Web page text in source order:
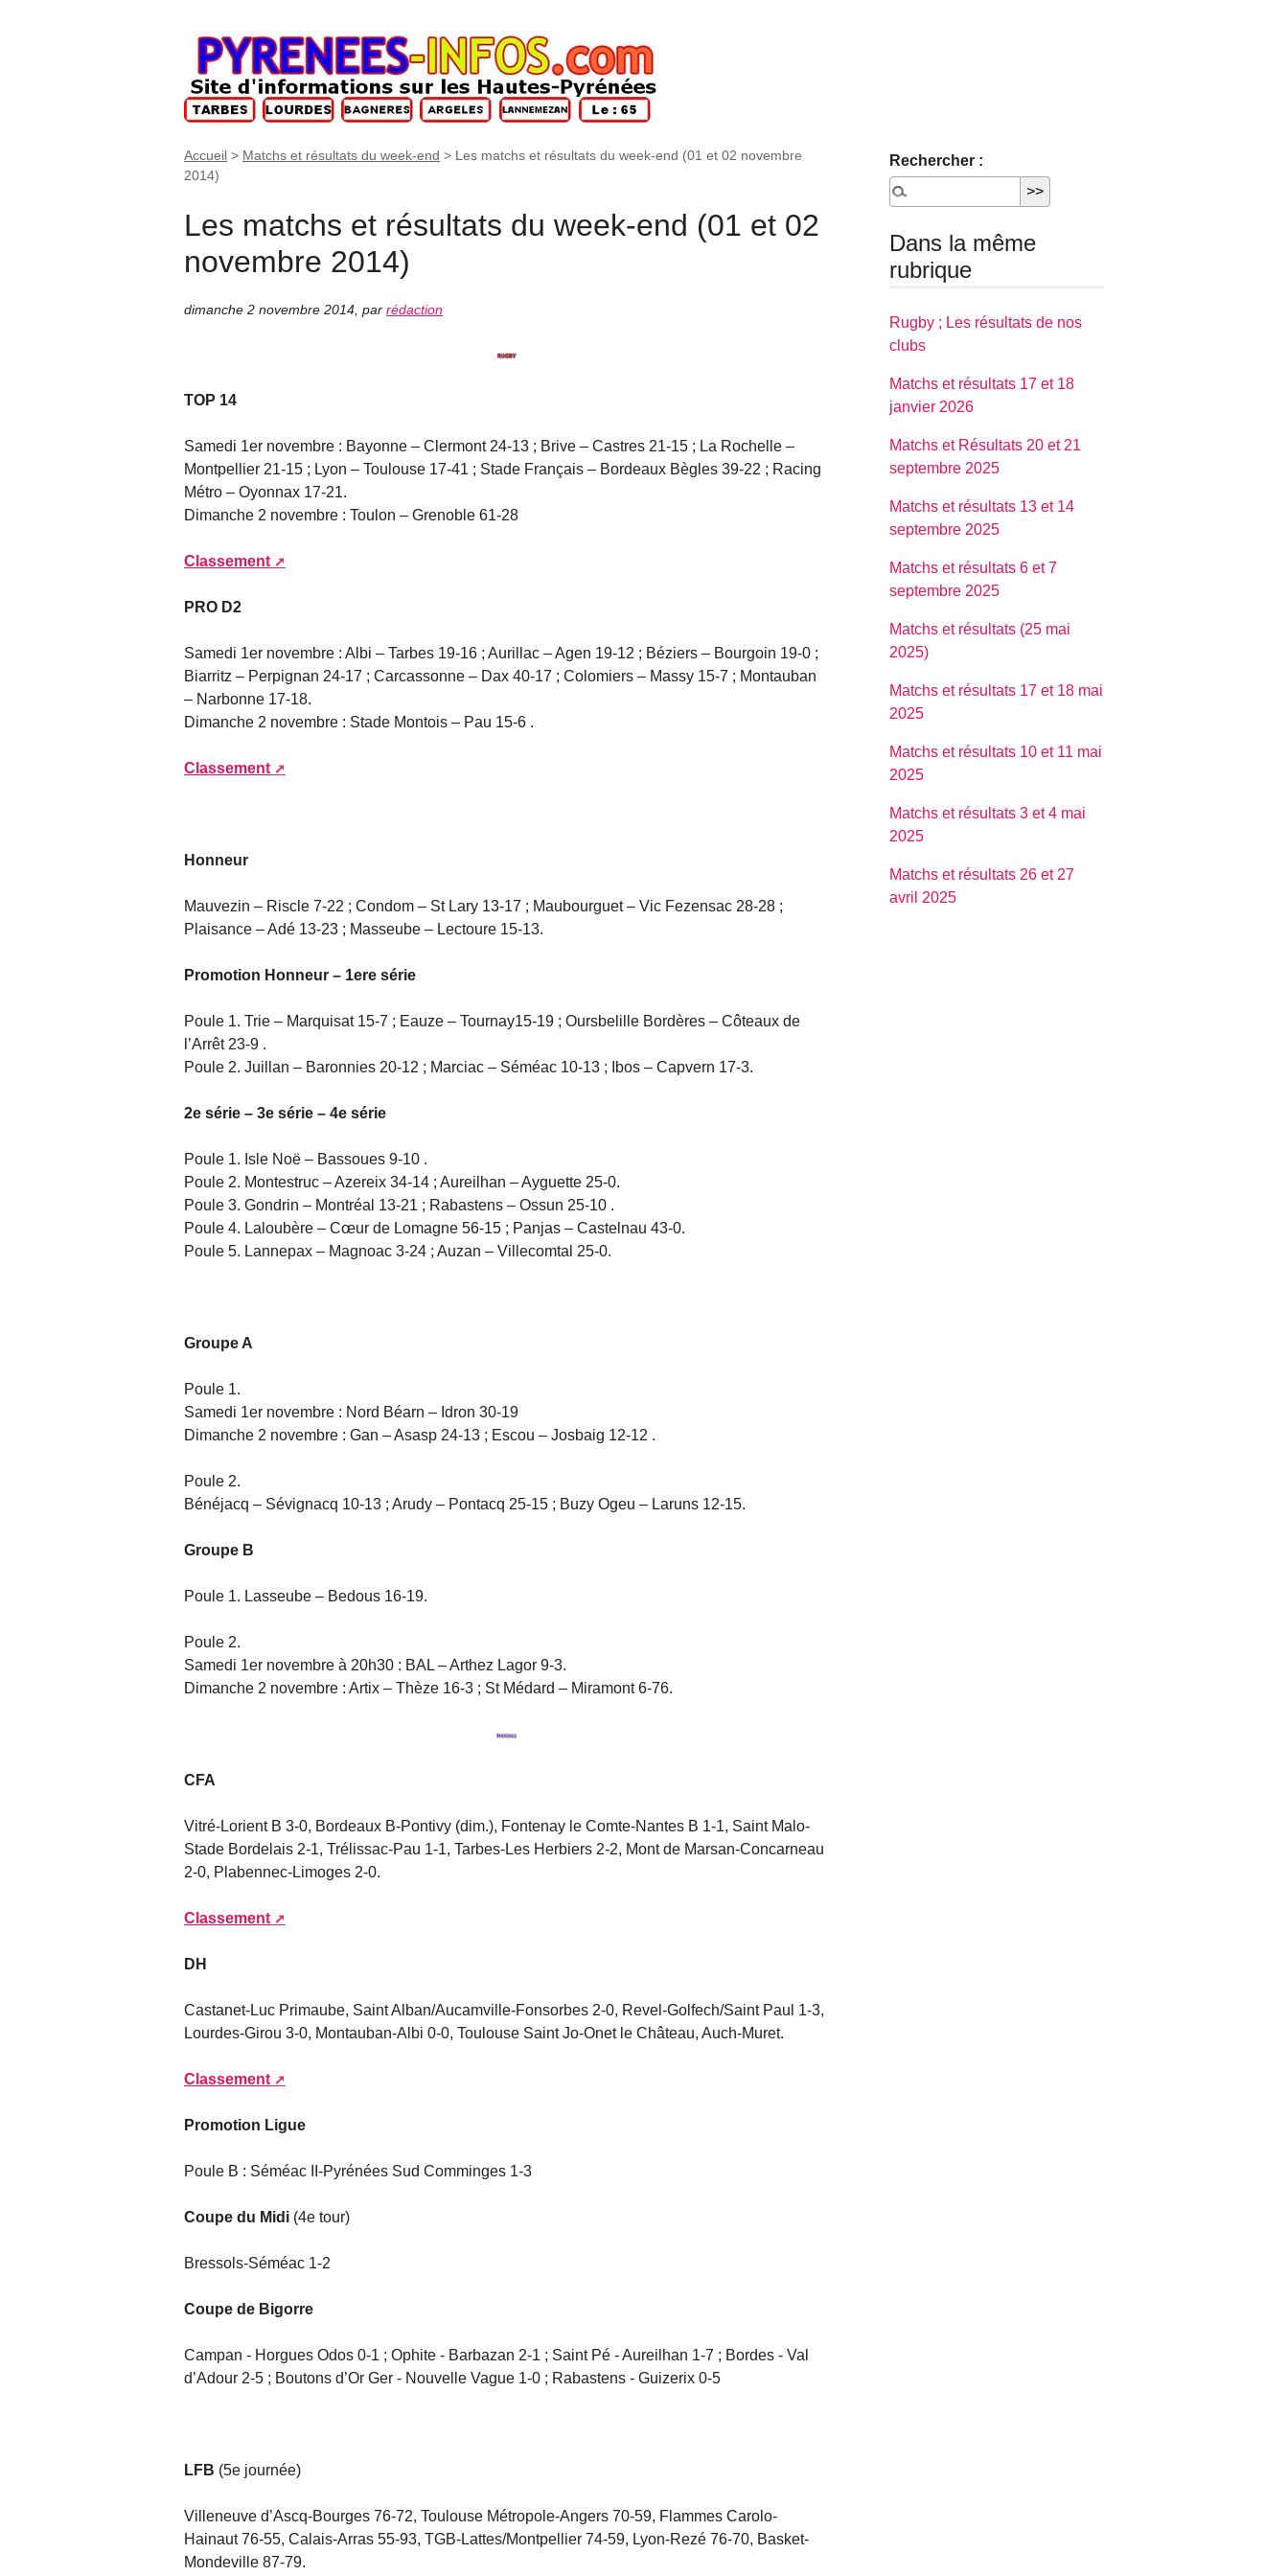
Accueil > Matchs et résultats du week-end > Les matchs et résultats du week-end (01 et 02 novembre
2014)
Les matchs et résultats du week-end (01 et 02
novembre 2014)
dimanche 2 novembre 2014 par rédaction
TOP 14
Samedi 1er novembre : Bayonne – Clermont 24-13 ; Brive – Castres 21-15 ; La Rochelle –
Montpellier 21-15 ; Lyon – Toulouse 17-41 ; Stade Français – Bordeaux Bègles 39-22 ; Racing
Métro – Oyonnax 17-21.
Dimanche 2 novembre : Toulon – Grenoble 61-28
Classement
PRO D2
Samedi 1er novembre : Albi – Tarbes 19-16 ; Aurillac – Agen 19-12 ; Béziers – Bourgoin 19-0 ;
Biarritz – Perpignan 24-17 ; Carcassonne – Dax 40-17 ; Colomiers – Massy 15-7 ; Montauban
– Narbonne 17-18.
Dimanche 2 novembre : Stade Montois – Pau 15-6 .
Classement
Honneur
Mauvezin – Riscle 7-22 ; Condom – St Lary 13-17 ; Maubourguet – Vic Fezensac 28-28 ;
Plaisance – Adé 13-23 ; Masseube – Lectoure 15-13.
Promotion Honneur – 1ere série
Poule 1. Trie – Marquisat 15-7 ; Eauze – Tournay15-19 ; Oursbelille Bordères – Côteaux de
l’Arrêt 23-9 .
Poule 2. Juillan – Baronnies 20-12 ; Marciac – Séméac 10-13 ; Ibos – Capvern 17-3.
2e série – 3e série – 4e série
Poule 1. Isle Noë – Bassoues 9-10 .
Poule 2. Montestruc – Azereix 34-14 ; Aureilhan – Ayguette 25-0.
Poule 3. Gondrin – Montréal 13-21 ; Rabastens – Ossun 25-10 .
Poule 4. Laloubère – Cœur de Lomagne 56-15 ; Panjas – Castelnau 43-0.
Poule 5. Lannepax – Magnoac 3-24 ; Auzan – Villecomtal 25-0.
Groupe A
Poule 1.
Samedi 1er novembre : Nord Béarn – Idron 30-19
Dimanche 2 novembre : Gan – Asasp 24-13 ; Escou – Josbaig 12-12 .
Poule 2.
Bénéjacq – Sévignacq 10-13 ; Arudy – Pontacq 25-15 ; Buzy Ogeu – Laruns 12-15.
Groupe B
Poule 1. Lasseube – Bedous 16-19.
Poule 2.
Samedi 1er novembre à 20h30 : BAL – Arthez Lagor 9-3.
Dimanche 2 novembre : Artix – Thèze 16-3 ; St Médard – Miramont 6-76.
CFA
Vitré-Lorient B 3-0, Bordeaux B-Pontivy (dim.), Fontenay le Comte-Nantes B 1-1, Saint Malo-
Stade Bordelais 2-1, Trélissac-Pau 1-1, Tarbes-Les Herbiers 2-2, Mont de Marsan-Concarneau
2-0, Plabennec-Limoges 2-0.
Classement
DH
Castanet-Luc Primaube, Saint Alban/Aucamville-Fonsorbes 2-0, Revel-Golfech/Saint Paul 1-3,
Lourdes-Girou 3-0, Montauban-Albi 0-0, Toulouse Saint Jo-Onet le Château, Auch-Muret.
Classement
Promotion Ligue
Poule B : Séméac II-Pyrénées Sud Comminges 1-3
Coupe du Midi (4e tour)
Bressols-Séméac 1-2
Coupe de Bigorre
Campan - Horgues Odos 0-1 ; Ophite - Barbazan 2-1 ; Saint Pé - Aureilhan 1-7 ; Bordes - Val
d’Adour 2-5 ; Boutons d’Or Ger - Nouvelle Vague 1-0 ; Rabastens - Guizerix 0-5
LFB (5e journée)
Villeneuve d’Ascq-Bourges 76-72, Toulouse Métropole-Angers 70-59, Flammes Carolo-
Hainaut 76-55, Calais-Arras 55-93, TGB-Lattes/Montpellier 74-59, Lyon-Rezé 76-70, Basket-
Mondeville 87-79.
Rechercher :
Dans la même
rubrique
Rugby ; Les résultats de nos
clubs
Matchs et résultats 17 et 18
janvier 2026
Matchs et Résultats 20 et 21
septembre 2025
Matchs et résultats 13 et 14
septembre 2025
Matchs et résultats 6 et 7
septembre 2025
Matchs et résultats (25 mai
2025)
Matchs et résultats 17 et 18 mai
2025
Matchs et résultats 10 et 11 mai
2025
Matchs et résultats 3 et 4 mai
2025
Matchs et résultats 26 et 27
avril 2025